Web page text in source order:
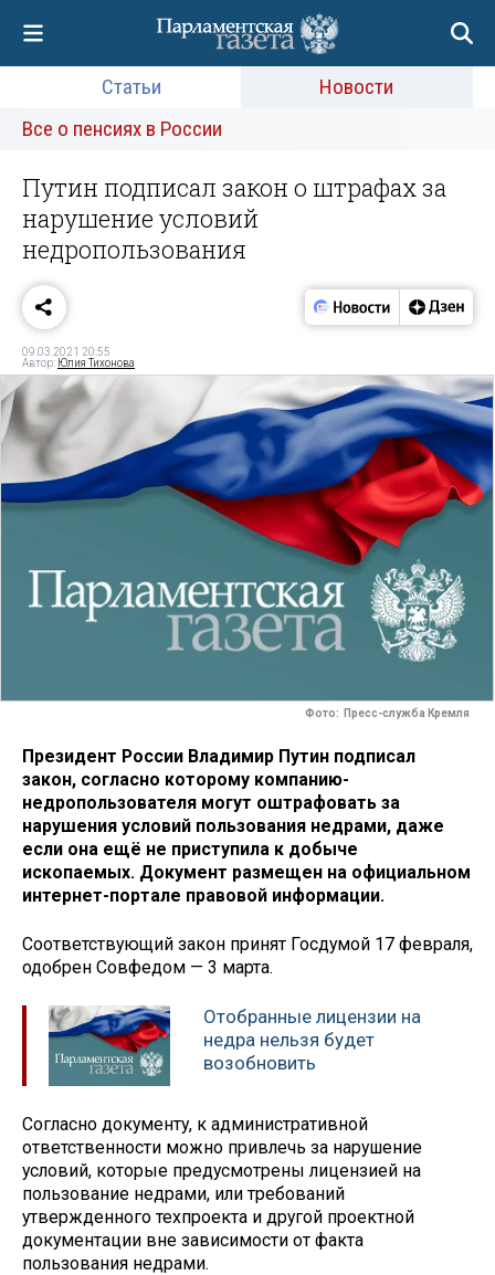
Статьи
Новости
Все о пенсиях в России
Путин подписал закон о штрафах за
нарушение условий
недропользования
09.03.2021 20:55
Автор: Юлия Тихонова
Фото: Пресс-служба Кремля
Президент России Владимир Путин подписал
закон, согласно которому компанию-
недропользователя могут оштрафовать за
нарушения условий пользования недрами, даже
если она ещё не приступила к добыче
ископаемых. Документ размещен на официальном
интернет-портале правовой информации.
Соответствующий закон принят Госдумой 17 февраля,
одобрен Совфедом — 3 марта.
Отобранные лицензии на
недра нельзя будет
возобновить
Согласно документу, к административной
ответственности можно привлечь за нарушение
условий, которые предусмотрены лицензией на
пользование недрами, или требований
утвержденного техпроекта и другой проектной
документации вне зависимости от факта
пользования недрами.